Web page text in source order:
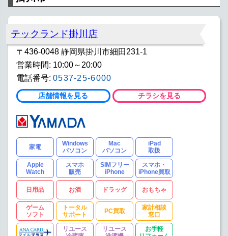
テックランド掛川店
〒436-0048 静岡県掛川市細田231-1
営業時間: 10:00～20:00
電話番号: 0537-25-6000
店舗情報を見る チラシを見る
家電
Windows
パソコン
Mac
パソコン
iPad
取扱
Apple
Watch
スマホ
販売
SIMフリー
iPhone
スマホ・
iPhone買取
日用品 お酒 ドラッグ おもちゃ
ゲーム
ソフト
トータル
サポート
PC買取
家計相談
窓口
リユース
リユース
お手軽